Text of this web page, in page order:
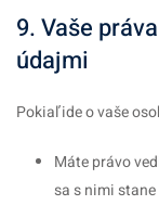
9. Vaše
údajmi
Pokiaľ ide o vaše
Máte právo
sa s nimi